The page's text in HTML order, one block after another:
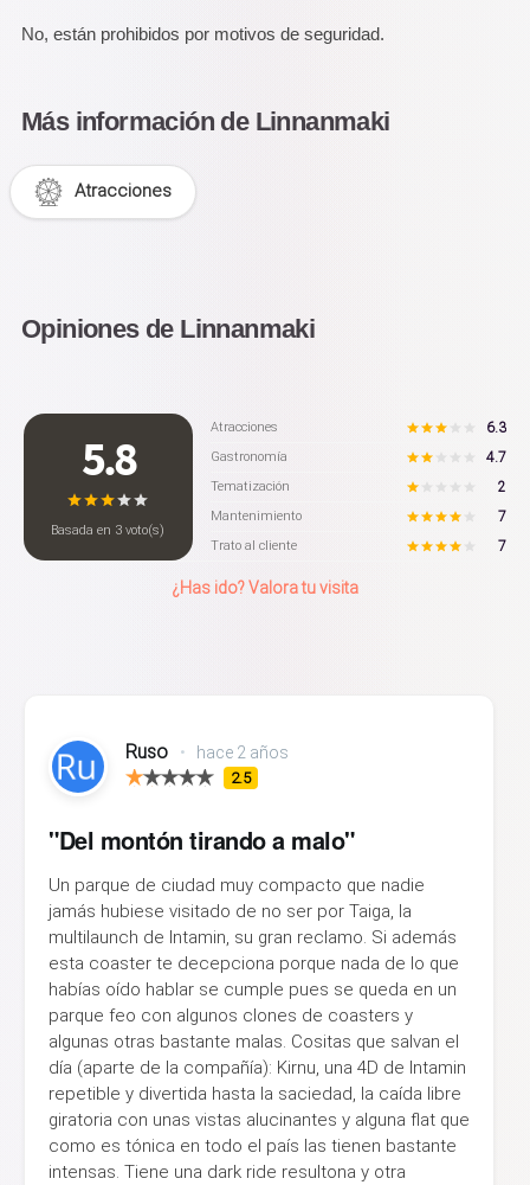
No, están prohibidos por motivos de seguridad.
Más información de Linnanmaki
Atracciones
Opiniones de Linnanmaki
5.8
Basada en 3 voto(s)
Atracciones 6.3
Gastronomía 4.7
Tematización 2
Mantenimiento 7
Trato al cliente 7
¿Has ido? Valora tu visita
Ruso • hace 2 años
2.5
"Del montón tirando a malo"
Un parque de ciudad muy compacto que nadie
jamás hubiese visitado de no ser por Taiga, la
multilaunch de Intamin, su gran reclamo. Si además
esta coaster te decepciona porque nada de lo que
habías oído hablar se cumple pues se queda en un
parque feo con algunos clones de coasters y
algunas otras bastante malas. Cositas que salvan el
día (aparte de la compañía): Kirnu, una 4D de Intamin
repetible y divertida hasta la saciedad, la caída libre
giratoria con unas vistas alucinantes y alguna flat que
como es tónica en todo el país las tienen bastante
intensas. Tiene una dark ride resultona y otra